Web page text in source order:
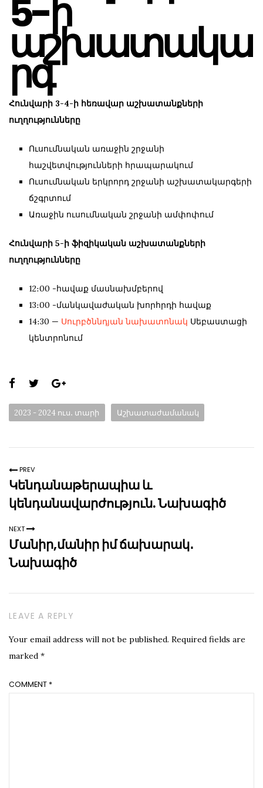
5-ի
աշխատակա
րգ
Հունվարի 3-4-ի հեռավար աշխատանքների
ուղղությունները
Ուսումնական առաջին շրջանի
հաշվետվությունների հրապարակում
Ուսումնական երկրորդ շրջանի աշխատակարգերի
ճշգրտում
Առաջին ուսումնական շրջանի ամփոփում
Հունվարի 5-ի ֆիզիկական աշխատանքների
ուղղությունները
12։00 -հավաք մասնախմբերով
13։00 -մանկավաժական խորհրդի հավաք
14։30 — Սուրբծննդյան նախատոնակ Սեբաստացի
կենտրոնում
Share
page:
Categories:
2023 - 2024 ուս․ տարի Աշխատաժամանակ
PREV
Կենդանաթերապիա և
կենդանավարժություն. Նախագիծ
NEXT
Մանիր,մանիր իմ ճախարակ․
Նախագիծ
LEAVE A REPLY
Your email address will not be published. Required fields are
marked *
COMMENT *